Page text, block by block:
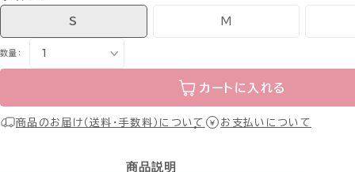
S M
数量：
カートに入れる
商品のお届け（送料・手数料）について お支払いについて
商品説明